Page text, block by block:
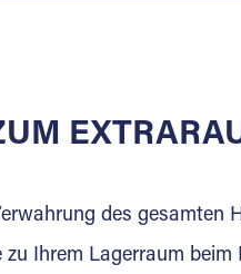
Sie jetzt Extraraum
des gesamten
Ihrem Lagerraum beim